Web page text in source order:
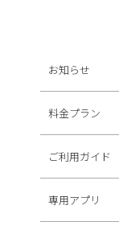
お知らせ
料金プラン
ご利用ガイド
専用アプリ